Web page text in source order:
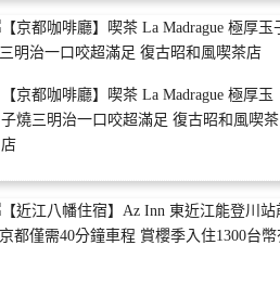
【京都咖啡廳】喫茶 La Madrague 極厚玉
子燒三明治一口咬超滿足 復古昭和風喫茶
店